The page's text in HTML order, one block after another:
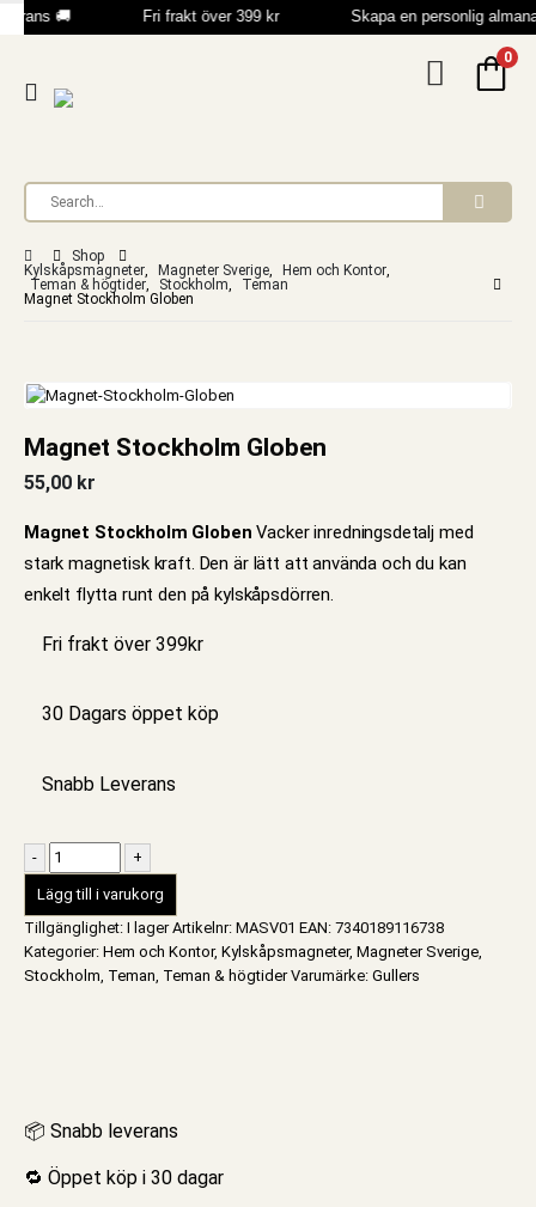
🚚 Fri frakt över 399 kr Skapa en personlig
0
Shop
Kylskåpsmagneter, Magneter Sverige, Hem och Kontor,
Teman & högtider, Stockholm,
Teman
Magnet Stockholm Globen
Magnet Stockholm Globen
55,00 kr
Magnet Stockholm GlobenVacker inredningsdetalj med
stark magnetisk kraft. Den är lätt att använda och du kan
enkelt flytta runt den på kylskåpsdörren.
Fri frakt över 399kr
30 Dagars öppet köp
Snabb Leverans
- +
Lägg till i varukorg
Tillgänglighet: I lager Artikelnr: MASV01 EAN: 7340189116738
Kategorier: Hem och Kontor, Kylskåpsmagneter, Magneter Sverige,
Stockholm, Teman, Teman & högtider Varumärke: Gullers
📦 Snabb leverans
🔁 Öppet köp i 30 dagar